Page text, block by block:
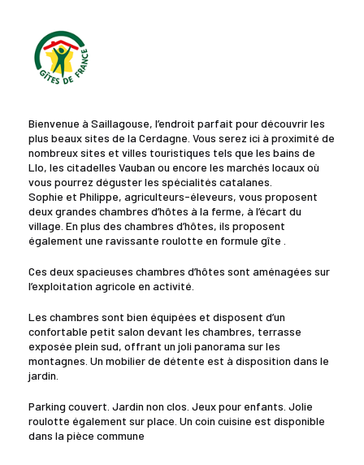
Bienvenue à Saillagouse, l’endroit parfait pour découvrir les
plus beaux sites de la Cerdagne. Vous serez ici à proximité de
nombreux sites et villes touristiques tels que les bains de
Llo, les citadelles Vauban ou encore les marchés locaux où
vous pourrez déguster les spécialités catalanes.
Sophie et Philippe, agriculteurs-éleveurs, vous proposent
deux grandes chambres d’hôtes à la ferme, à l’écart du
village. En plus des chambres d’hôtes, ils proposent
également une ravissante roulotte en formule gîte .
Ces deux spacieuses chambres d’hôtes sont aménagées sur
l’exploitation agricole en activité.
Les chambres sont bien équipées et disposent d’un
confortable petit salon devant les chambres, terrasse
exposée plein sud, offrant un joli panorama sur les
montagnes. Un mobilier de détente est à disposition dans le
jardin.
Parking couvert. Jardin non clos. Jeux pour enfants. Jolie
roulotte également sur place. Un coin cuisine est disponible
dans la pièce commune